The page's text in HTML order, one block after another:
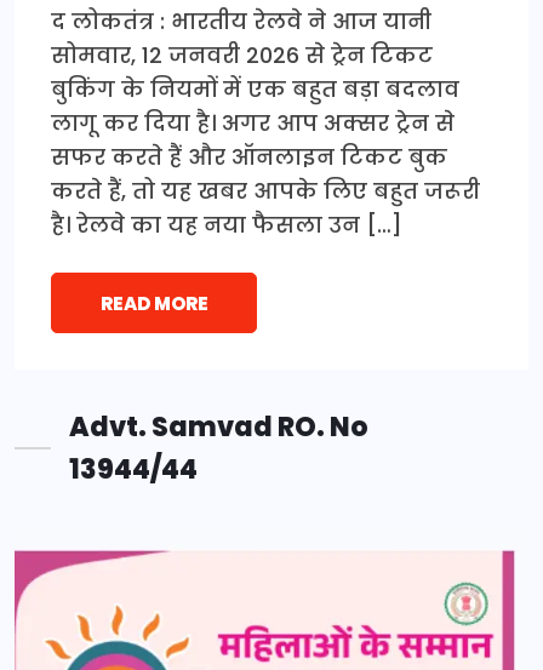
द लोकतंत्र : भारतीय रेलवे ने आज यानी
सोमवार, 12 जनवरी 2026 से ट्रेन टिकट
बुकिंग के नियमों में एक बहुत बड़ा बदलाव
लागू कर दिया है। अगर आप अक्सर ट्रेन से
सफर करते हैं और ऑनलाइन टिकट बुक
करते हैं, तो यह खबर आपके लिए बहुत जरूरी
है। रेलवे का यह नया फैसला उन […]
READ MORE
Advt. Samvad RO. No
13944/44